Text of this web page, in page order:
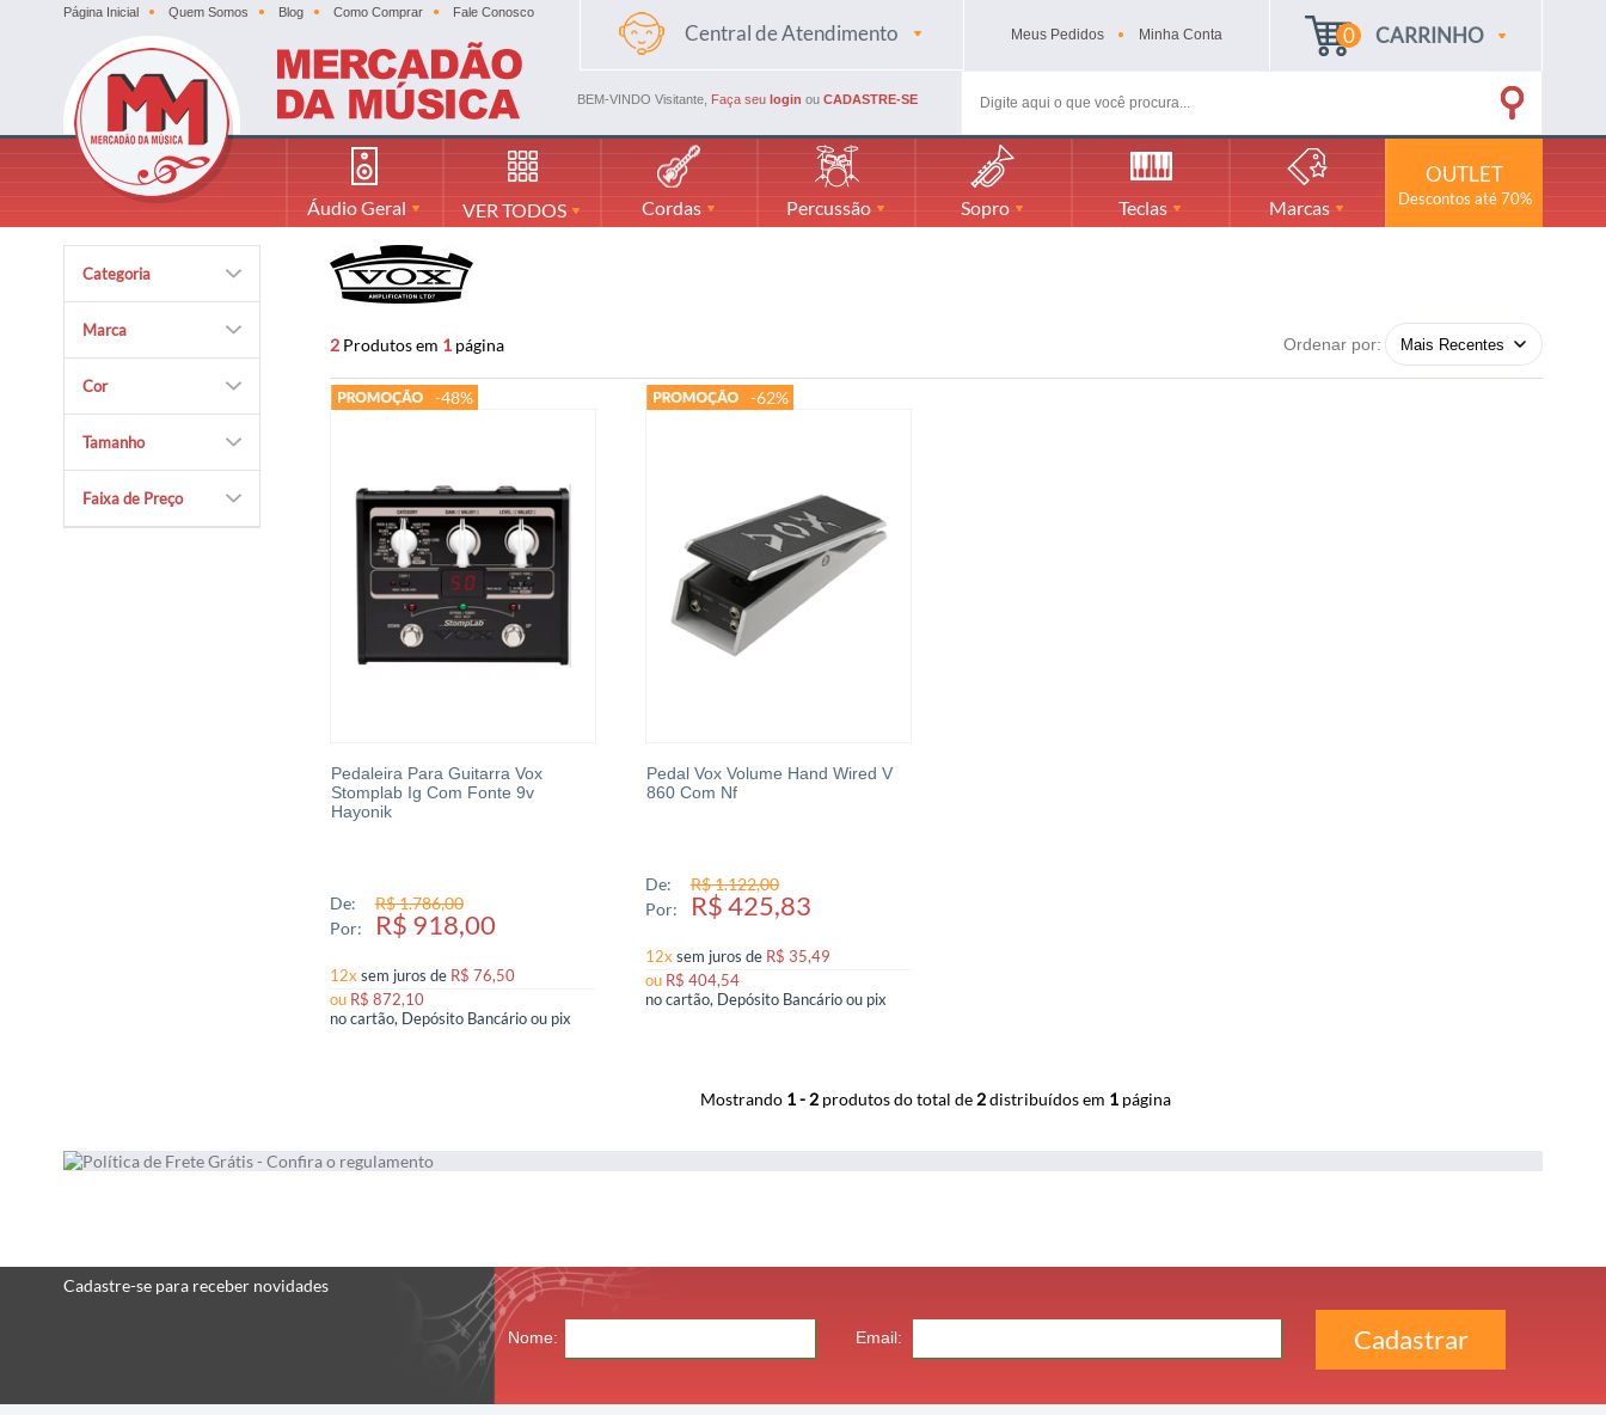
Página Inicial Quem Somos Blog Como Comprar Fale Conosco
0 CARRINHO
Meus Pedidos Minha Conta
Central de Atendimento
(48) 988594116
BEM-VINDO Visitante, Faça seu login ou CADASTRE-SE
Áudio Geral VER TODOS Cordas Percussão Sopro Teclas Marcas
OUTLET
Descontos até 70%
Categoria
Marca
Cor
Tamanho
Faixa de Preço
2 Produtos em 1 página Ordenar por:
-48%
Pedaleira Para Guitarra Vox
Stomplab Ig Com Fonte 9v
Hayonik
De:
R$ 1.786,00
Por:
R$ 918,00
12x sem juros de R$ 76,50
ou R$ 872,10
no cartão, Depósito Bancário ou pix
-62%
Pedal Vox Volume Hand Wired V
860 Com Nf
De:
R$ 1.122,00
Por:
R$ 425,83
12x sem juros de R$ 35,49
ou R$ 404,54
no cartão, Depósito Bancário ou pix
Mostrando 1 - 2 produtos do total de 2distribuídos em 1 página
Cadastre-se para receber novidades
Nome: Email: